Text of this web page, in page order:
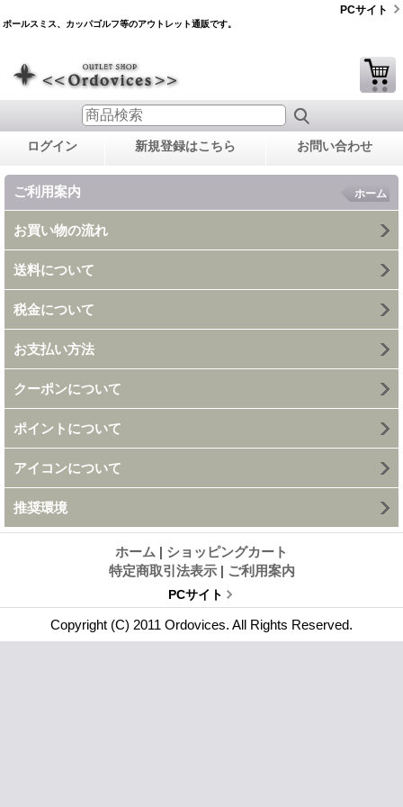
ポールスミス、カッパゴルフ等のアウトレット通販です。
PCサイト
ログイン 新規登録はこちら お問い合わせ
ご利用案内 ホーム
お買い物の流れ
送料について
税金について
お支払い方法
クーポンについて
ポイントについて
アイコンについて
推奨環境
ホーム | ショッピングカート
特定商取引法表示 | ご利用案内
PCサイト
Copyright (C) 2011 Ordovices. All Rights Reserved.